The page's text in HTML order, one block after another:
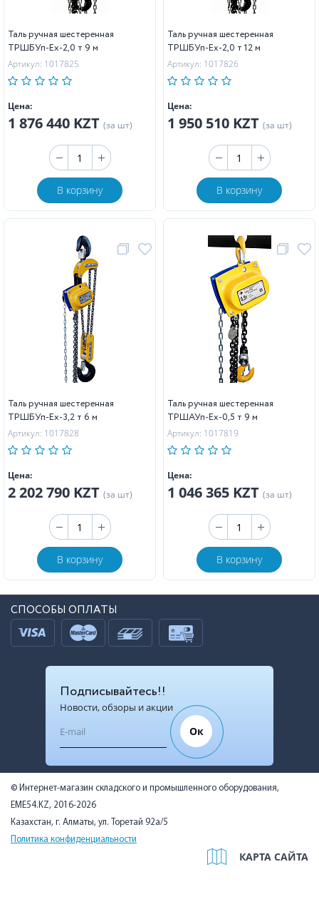
Таль ручная шестеренная
ТРШБУп-Ех-2,0 т 9 м
Артикул: 1017825
Цена:
1 876 440 KZT (за шт)
В корзину
Таль ручная шестеренная
ТРШБУп-Ех-2,0 т 12 м
Артикул: 1017826
Цена:
1 950 510 KZT (за шт)
В корзину
Таль ручная шестеренная
ТРШБУп-Ех-3,2 т 6 м
Артикул: 1017828
Цена:
2 202 790 KZT (за шт)
В корзину
Таль ручная шестеренная
ТРШАУп-Ех-0,5 т 9 м
Артикул: 1017819
Цена:
1 046 365 KZT (за шт)
В корзину
СПОСОБЫ ОПЛАТЫ
Подписывайтесь!!
Новости, обзоры и акции
Ок
© Интернет-магазин складского и промышленного оборудования,
EME54.KZ, 2016-2026
Казахстан, г. Алматы, ул. Торетай 92а/5
Политика конфиденциальности
КАРТА САЙТА